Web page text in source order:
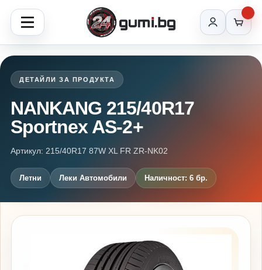
ДЕТАЙЛИ ЗА ПРОДУКТА
NANKANG 215/40R17
Sportnex AS-2+
Артикул: 215/40R17 87W XL FR ZR-NK02
Летни Леки Автомобили Наличност: 6 бр.